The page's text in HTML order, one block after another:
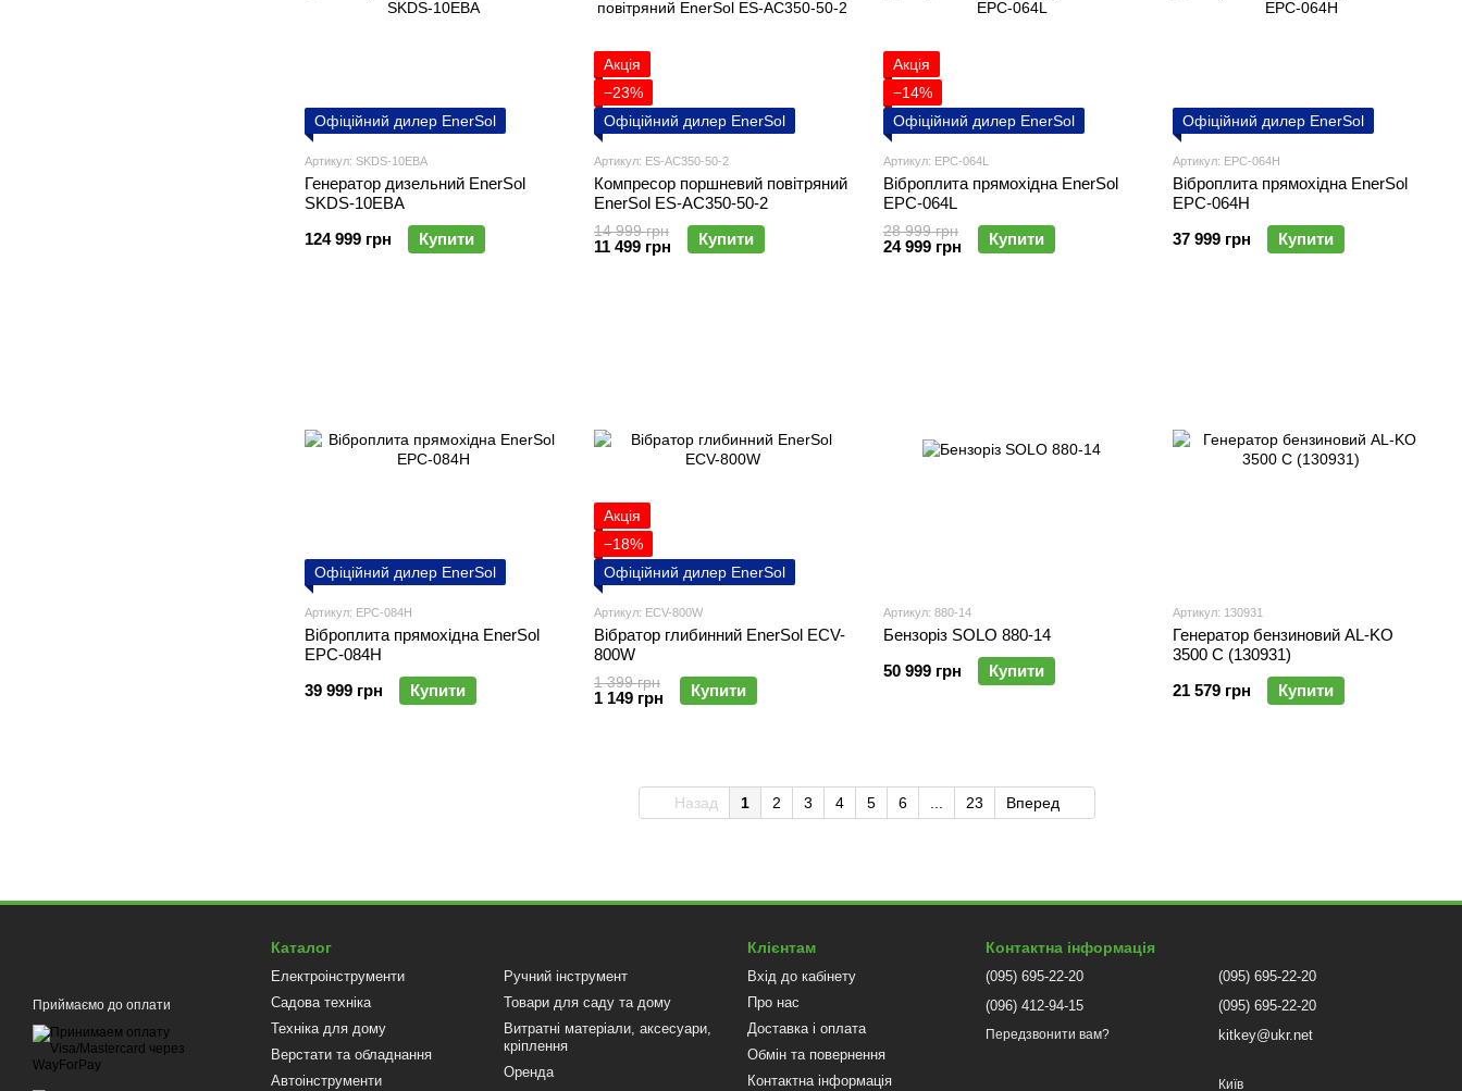
Офіційний дилер EnerSol
Артикул: SKDS-10EBA
Генератор дизельний EnerSol
SKDS-10EBA
124 999 грн
Купити
Акція
−23%
Офіційний дилер EnerSol
Артикул: ES-AC350-50-2
Компресор поршневий повітряний
EnerSol ES-AC350-50-2
14 999 грн
11 499 грн Купити
Акція
−14%
Офіційний дилер EnerSol
Артикул: EPC-064L
Віброплита прямохідна EnerSol
EPC-064L
28 999 грн
24 999 грн Купити
Офіційний дилер EnerSol
Артикул: EPC-064H
Віброплита прямохідна EnerSol
EPC-064H
37 999 грн
Купити
Офіційний дилер EnerSol
Артикул: EPC-084H
Віброплита прямохідна EnerSol
EPC-084H
39 999 грн
Купити
Акція
−18%
Офіційний дилер EnerSol
Артикул: ECV-800W
Вібратор глибинний EnerSol ECV-
800W
1 399 грн
1 149 грн Купити
Артикул: 880-14
Бензоріз SOLO 880-14
50 999 грн
Купити
Артикул: 130931
Генератор бензиновий AL-KO
3500 C (130931)
21 579 грн
Купити
Назад 1 2 3 4 5 6 23 Вперед
Приймаємо до оплати
Каталог
Електроінструменти
Садова техніка
Техніка для дому
Верстати та обладнання
Автоінструменти
Ручний інструмент
Товари для саду та дому
Витратні матеріали, аксесуари,
кріплення
Оренда
Клієнтам
Вхід до кабінету
Про нас
Доставка і оплата
Обмін та повернення
Контактна інформація
Контактна інформація
(095) 695-22-20
(096) 412-94-15
Передзвонити вам?
(095) 695-22-20
(095) 695-22-20
kitkey@ukr.net
Київ